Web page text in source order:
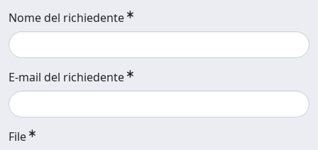
Nome del richiedente
E-mail del richiedente
File